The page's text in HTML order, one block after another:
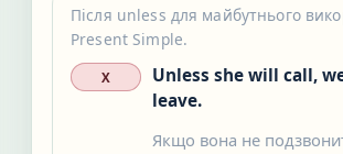
Після unless для майбутнього
Present Simple.
X
Unless she will call,
leave.
Якщо вона не